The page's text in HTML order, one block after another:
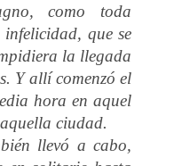
como toda
infelicidad, que se
la llegada
Y allí comenzó el
hora en aquel
ciudad.
llevó a cabo,